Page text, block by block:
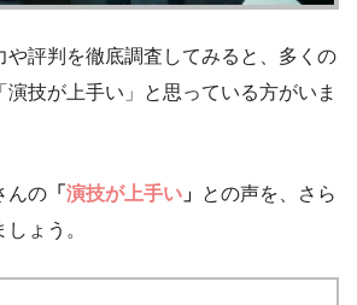
や評判を徹底調査してみると、多くの
技が上手い」と思っている方がいま
んの 「 演技が上手い 」 との声を、さら
ょう。